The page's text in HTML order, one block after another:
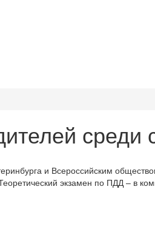
среди
и Всероссийским
экзамен по ПДД – в